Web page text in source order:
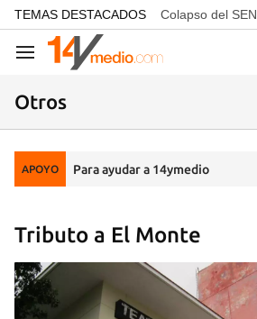
common.go-to-content
TEMAS DESTACADOS Colapso del SEN
Navegación
Otros
APOYO Para ayudar a 14ymedio
Tributo a El Monte